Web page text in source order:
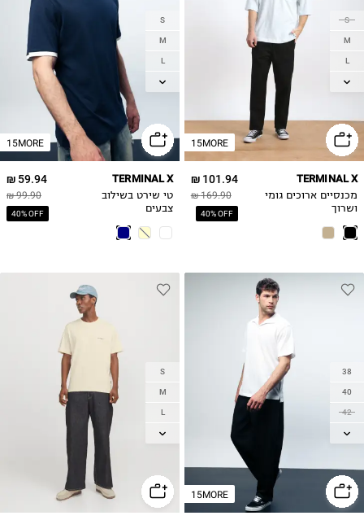
15MORE
S
M
L
XL
101.94 ₪
169.90 ₪
40% OFF
TERMINAL X
מכנסיים ארוכים גומי
ושרוך
15MORE
S
M
L
XL
59.94 ₪
99.90 ₪
40% OFF
TERMINAL X
טי שירט בשילוב
צבעים
15MORE
38
40
42
44
S
M
L
XL